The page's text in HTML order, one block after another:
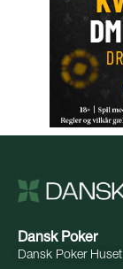
Dansk Poker
Dansk Poker Huset